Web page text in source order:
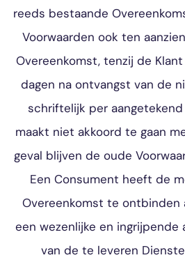
reeds bestaande
Voorwaarden ook ten
Overeenkomst, tenzij de
dagen na ontvangst van de
schriftelijk per
maakt niet akkoord te gaan
geval blijven de oude
Een Consument heeft de
Overeenkomst te ontbinden
een wezenlijke en ingrijpende
van de te leveren